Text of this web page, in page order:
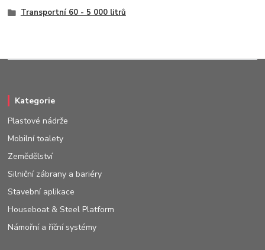
Transportní 60 - 5 000 litrů
Kategorie
Plastové nádrže
Mobilní toalety
Zemědělství
Silniční zábrany a bariéry
Stavební aplikace
Houseboat & Steel Platform
Námořní a říční systémy